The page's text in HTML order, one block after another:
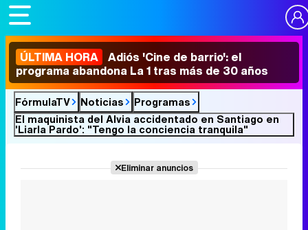
ÚLTIMA HORA Adiós 'Cine de barrio': el
programa abandona La 1 tras más de 30 años
FórmulaTV Noticias
Programas
El maquinista del Alvia accidentado en Santiago en
'Liarla Pardo': "Tengo la conciencia tranquila"
Eliminar anuncios